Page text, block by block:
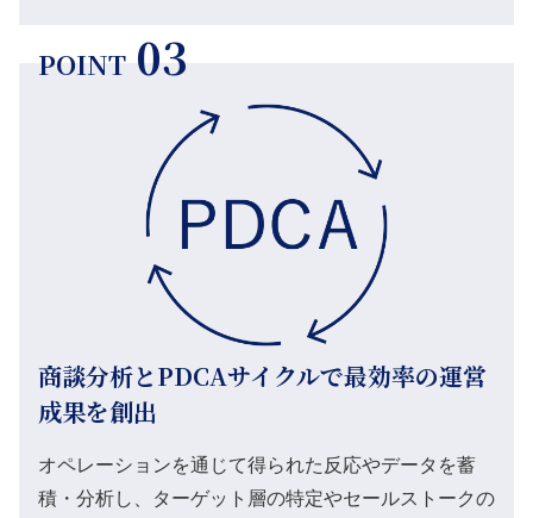
POINT 03
商談分析とPDCAサイクルで最効率の運営
成果を創出
オペレーションを通じて得られた反応やデータを蓄
積・分析し、ターゲット層の特定やセールストークの